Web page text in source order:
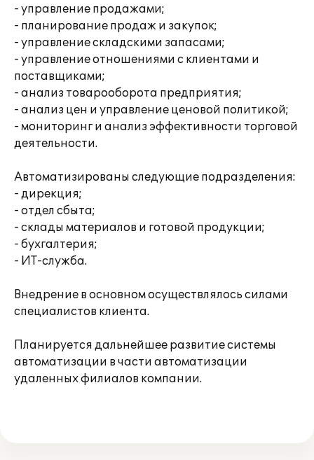
- управление продажами;
- планирование продаж и закупок;
- управление складскими запасами;
- управление отношениями с клиентами и
поставщиками;
- анализ товарооборота предприятия;
- анализ цен и управление ценовой политикой;
- мониторинг и анализ эффективности торговой
деятельности.
Автоматизированы следующие подразделения:
- дирекция;
- отдел сбыта;
- склады материалов и готовой продукции;
- бухгалтерия;
- ИТ-служба.
Внедрение в основном осуществлялось силами
специалистов клиента.
Планируется дальнейшее развитие системы
автоматизации в части автоматизации
удаленных филиалов компании.